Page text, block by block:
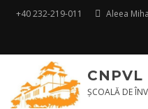
+40 232-219-011 Aleea
CNPVL
ŞCOALĂ DE